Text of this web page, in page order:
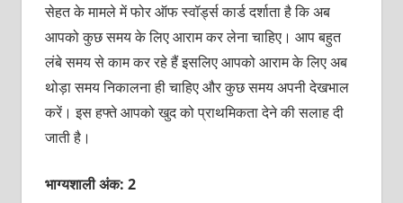
सेहत के मामले में फोर ऑफ स्‍वॉर्ड्स कार्ड दर्शाता है कि अब
आपको कुछ समय के लिए आराम कर लेना चाहिए। आप बहुत
लंबे समय से काम कर रहे हैं इसलिए आपको आराम के लिए अब
थोड़ा समय निकालना ही चाहिए और कुछ समय अपनी देखभाल
करें। इस हफ्ते आपको खुद को प्राथमिकता देने की सलाह दी
जाती है।
भाग्यशाली अंक: 2